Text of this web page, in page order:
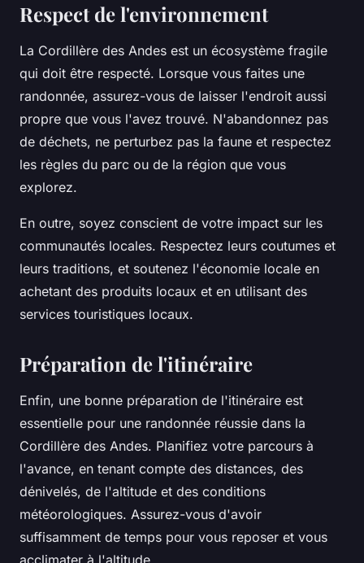
Respect de l'environnement
La Cordillère des Andes est un écosystème fragile
qui doit être respecté. Lorsque vous faites une
randonnée, assurez-vous de laisser l'endroit aussi
propre que vous l'avez trouvé. N'abandonnez pas
de déchets, ne perturbez pas la faune et respectez
les règles du parc ou de la région que vous
explorez.
En outre, soyez conscient de votre impact sur les
communautés locales. Respectez leurs coutumes et
leurs traditions, et soutenez l'économie locale en
achetant des produits locaux et en utilisant des
services touristiques locaux.
Préparation de l'itinéraire
Enfin, une bonne préparation de l'itinéraire est
essentielle pour une randonnée réussie dans la
Cordillère des Andes. Planifiez votre parcours à
l'avance, en tenant compte des distances, des
dénivelés, de l'altitude et des conditions
météorologiques. Assurez-vous d'avoir
suffisamment de temps pour vous reposer et vous